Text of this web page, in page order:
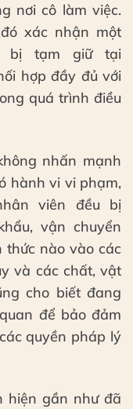
nơi cô làm việc.
xác nhận một
bị tạm giữ tại
hợp đầy đủ với
quá trình điều
nhấn mạnh
hành vi vi phạm,
viên đều bị
vận chuyển
nào vào các
và các chất, vật
cho biết đang
để bảo đảm
quyền pháp lý
hiện gần như đã